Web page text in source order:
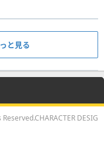
と見る
DESIG